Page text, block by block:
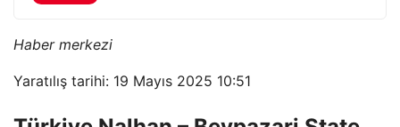
Haber merkezi
Yaratılış tarihi: 19 Mayıs 2025 10:51